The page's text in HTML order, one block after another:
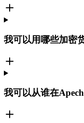
我可以用哪些加密
我可以从谁在